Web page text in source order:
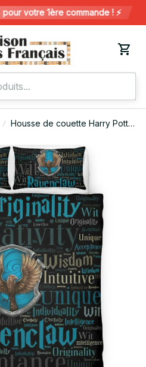
votre 1ère commande ! ⚡️
Housse de couette Harry Potter